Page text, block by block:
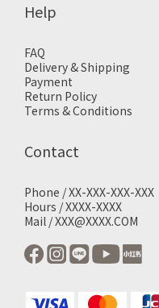
Help
FAQ
Delivery & Shipping
Payment
Return Policy
Terms & Conditions
Contact
Phone / XX-XXX-XXX-XXX
Hours / XXXX-XXXX
Mail / XXX@XXXX.COM